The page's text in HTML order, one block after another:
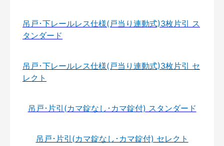
吊戸･下レールレス仕様(戸当り連動式)3枚片引 ス
タンダード
吊戸･下レールレス仕様(戸当り連動式)3枚片引 セ
レクト
吊戸･片引(カマ錠なし･カマ錠付) スタンダード
吊戸･片引(カマ錠なし･カマ錠付) セレクト